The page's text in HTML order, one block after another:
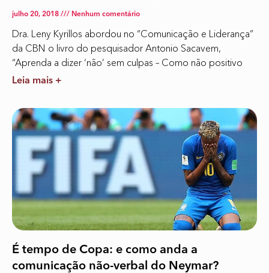
julho 20, 2018 Nenhum comentário
Dra. Leny Kyrillos abordou no “Comunicação e Liderança”
da CBN o livro do pesquisador Antonio Sacavem,
“Aprenda a dizer ‘não’ sem culpas – Como não positivo
Leia mais +
É tempo de Copa: e como anda a
comunicação não-verbal do Neymar?